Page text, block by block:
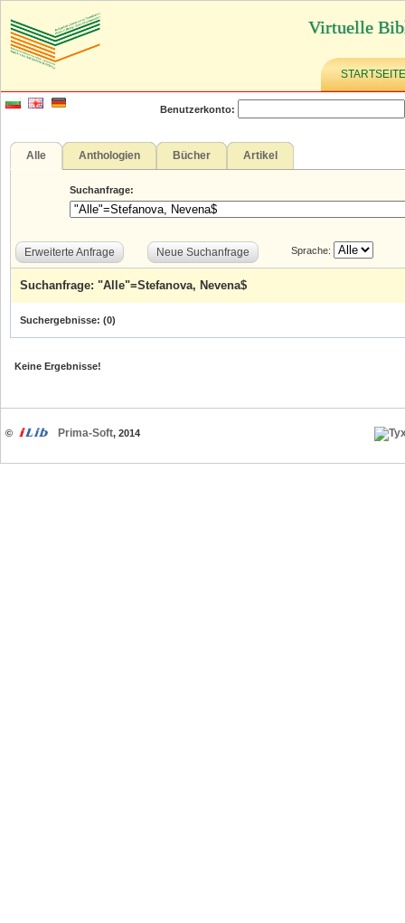
Virtuelle
STARTSEITE
Benutzerkonto:
Alle Anthologien Bücher Artikel
Suchanfrage:
Erweiterte Anfrage Neue Suchanfrage Sprache:
Suchanfrage: "Alle"=Stefanova, Nevena$
Suchergebnisse: (0)
Keine Ergebnisse!
© Prima-Soft, 2014